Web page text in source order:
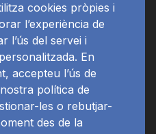
cookies pròpies i
l’experiència de
l’ús del servei i
En
accepteu l’ús de
política de
les o rebutjar-
des de la